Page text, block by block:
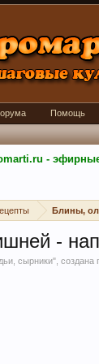
-
Блины,
-
сырники", создана
Помощь